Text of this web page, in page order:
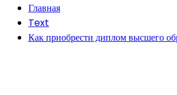
Главная
Text
Как приобрести диплом высшего